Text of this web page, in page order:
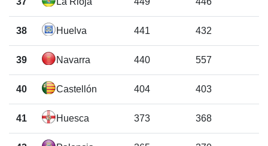
38 Huelva 441 432
39 Navarra 440 557
40 Castellón 404 403
41 Huesca 373 368